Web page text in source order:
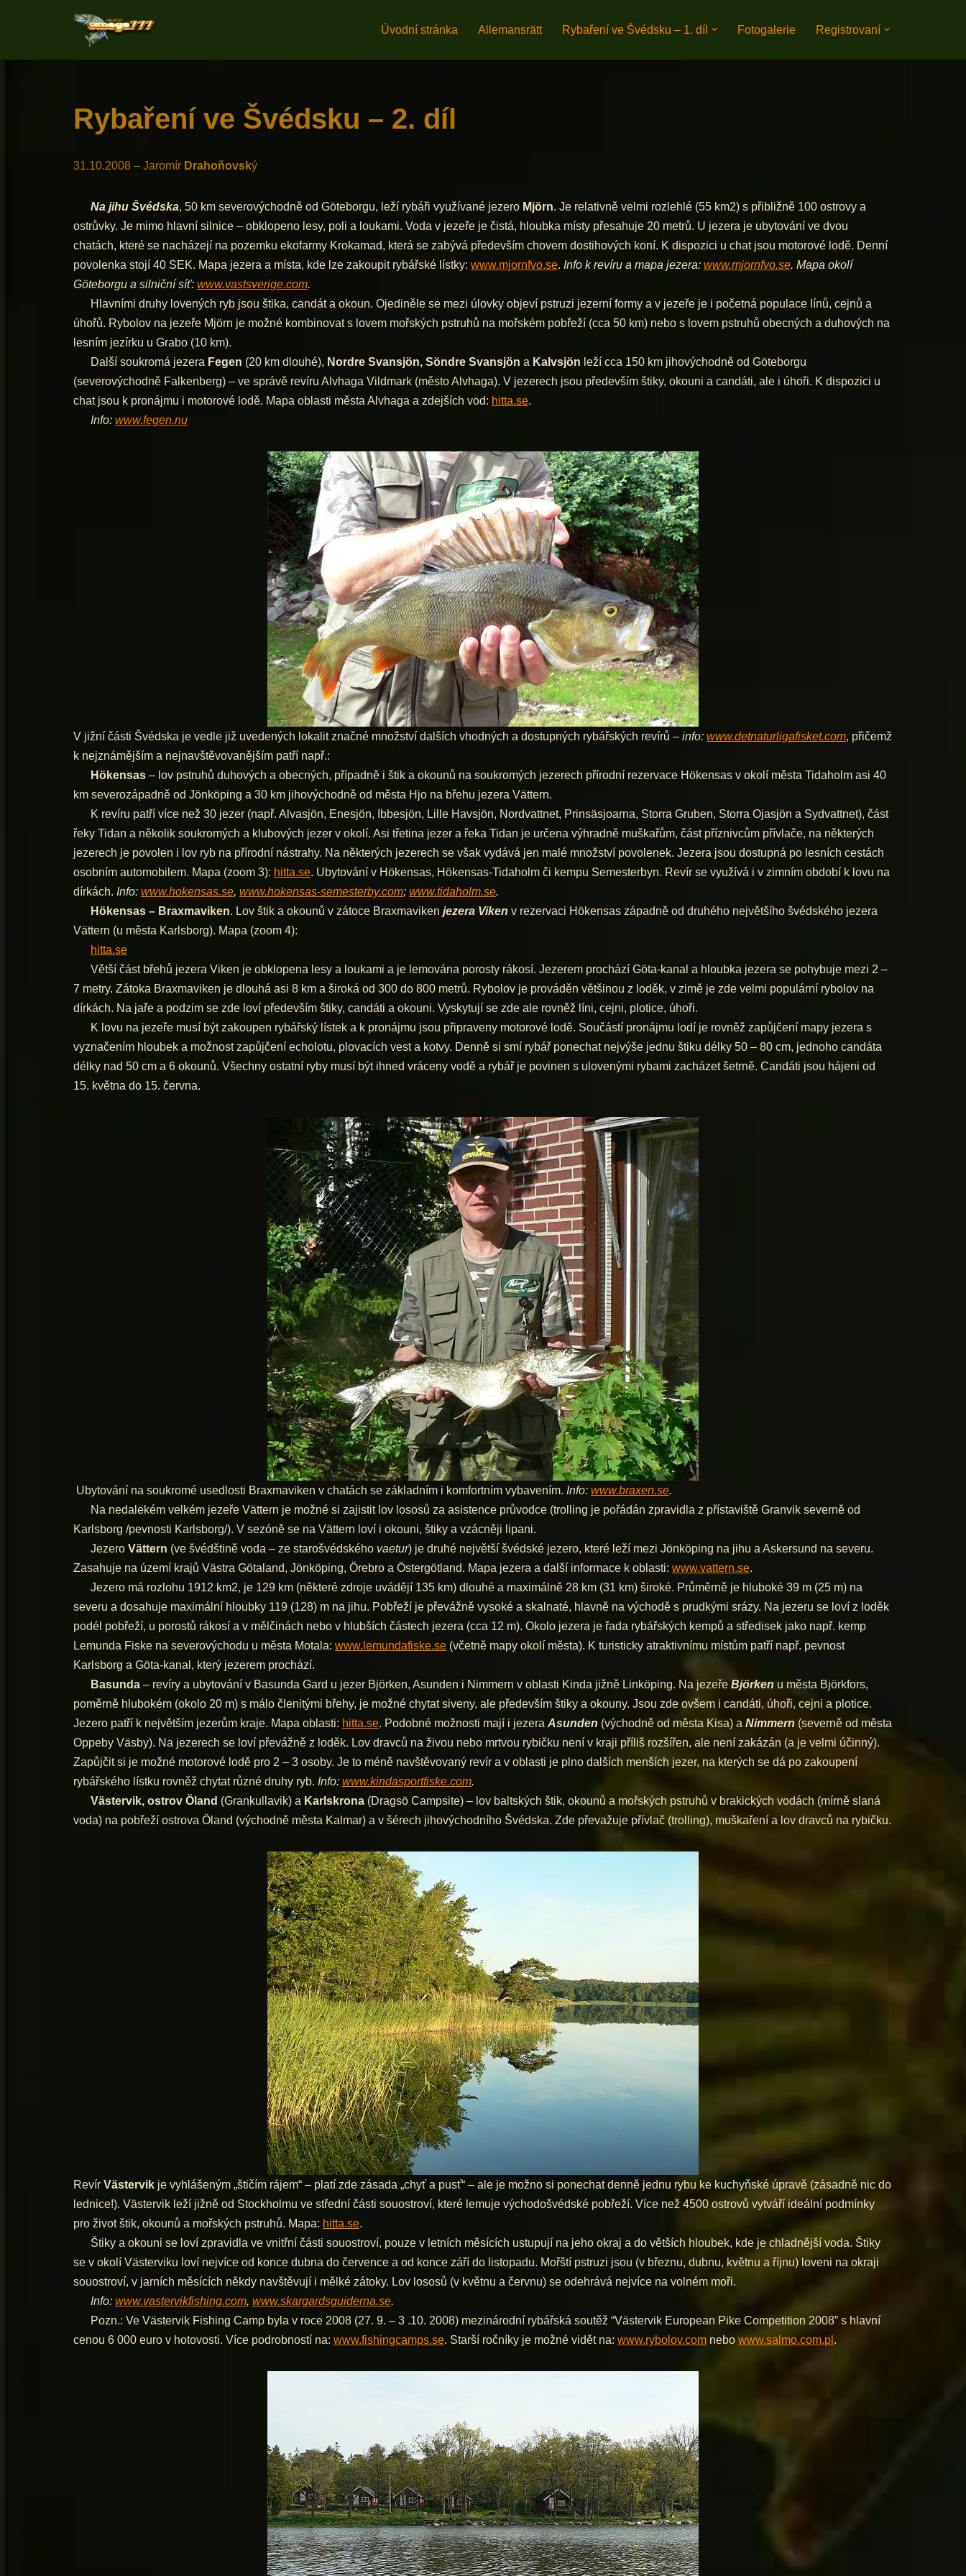
na
Úvodní stránka Allemansrätt Rybaření ve Švédsku – 1. díl Fotogalerie Registrovaní
Rybaření ve Švédsku – 2. díl
31.10.2008 – Jaromír Drahoňovský
Na jihu Švédska, 50 km severovýchodně od Göteborgu, leží rybáři využívané jezero Mjörn. Je relativně velmi rozlehlé (55 km2) s přibližně 100 ostrovy a
ostrůvky. Je mimo hlavní silnice – obklopeno lesy, poli a loukami. Voda v jezeře je čistá, hloubka místy přesahuje 20 metrů. U jezera je ubytování ve dvou
chatách, které se nacházejí na pozemku ekofarmy Krokamad, která se zabývá především chovem dostihových koní. K dispozici u chat jsou motorové lodě. Denní
povolenka stojí 40 SEK. Mapa jezera a místa, kde lze zakoupit rybářské lístky: www.mjornfvo.se. Info k revíru a mapa jezera: www.mjornfvo.se. Mapa okolí
Göteborgu a silniční síť: www.vastsverige.com.
Hlavními druhy lovených ryb jsou štika, candát a okoun. Ojediněle se mezi úlovky objeví pstruzi jezerní formy a v jezeře je i početná populace línů, cejnů a
úhořů. Rybolov na jezeře Mjörn je možné kombinovat s lovem mořských pstruhů na mořském pobřeží (cca 50 km) nebo s lovem pstruhů obecných a duhových na
lesním jezírku u Grabo (10 km).
Další soukromá jezera Fegen (20 km dlouhé), Nordre Svansjön, Söndre Svansjön a Kalvsjön leží cca 150 km jihovýchodně od Göteborgu
(severovýchodně Falkenberg) – ve správě revíru Alvhaga Vildmark (město Alvhaga). V jezerech jsou především štiky, okouni a candáti, ale i úhoři. K dispozici u
chat jsou k pronájmu i motorové lodě. Mapa oblasti města Alvhaga a zdejších vod: hitta.se.
Info: www.fegen.nu
V jižní části Švédska je vedle již uvedených lokalit značné množství dalších vhodných a dostupných rybářských revírů – info: www.detnaturligafisket.com, přičemž
k nejznámějším a nejnavštěvovanějším patří např.:
Hökensas – lov pstruhů duhových a obecných, případně i štik a okounů na soukromých jezerech přírodní rezervace Hökensas v okolí města Tidaholm asi 40
km severozápadně od Jönköping a 30 km jihovýchodně od města Hjo na břehu jezera Vättern.
K revíru patří více než 30 jezer (např. Alvasjön, Enesjön, Ibbesjön, Lille Havsjön, Nordvattnet, Prinsäsjoarna, Storra Gruben, Storra Ojasjön a Sydvattnet), část
řeky Tidan a několik soukromých a klubových jezer v okolí. Asi třetina jezer a řeka Tidan je určena výhradně muškařům, část příznivcům přívlače, na některých
jezerech je povolen i lov ryb na přírodní nástrahy. Na některých jezerech se však vydává jen malé množství povolenek. Jezera jsou dostupná po lesních cestách
osobním automobilem. Mapa (zoom 3): hitta.se. Ubytování v Hökensas, Hökensas-Tidaholm či kempu Semesterbyn. Revír se využívá i v zimním období k lovu na
dírkách. Info: www.hokensas.se, www.hokensas-semesterby.com; www.tidaholm.se.
Hökensas – Braxmaviken. Lov štik a okounů v zátoce Braxmaviken jezera Viken v rezervaci Hökensas západně od druhého největšího švédského jezera
Vättern (u města Karlsborg). Mapa (zoom 4):
hitta.se
Větší část břehů jezera Viken je obklopena lesy a loukami a je lemována porosty rákosí. Jezerem prochází Göta-kanal a hloubka jezera se pohybuje mezi 2 –
7 metry. Zátoka Braxmaviken je dlouhá asi 8 km a široká od 300 do 800 metrů. Rybolov je prováděn většinou z loděk, v zimě je zde velmi populární rybolov na
dírkách. Na jaře a podzim se zde loví především štiky, candáti a okouni. Vyskytují se zde ale rovněž líni, cejni, plotice, úhoři.
K lovu na jezeře musí být zakoupen rybářský lístek a k pronájmu jsou připraveny motorové lodě. Součástí pronájmu lodí je rovněž zapůjčení mapy jezera s
vyznačením hloubek a možnost zapůjčení echolotu, plovacích vest a kotvy. Denně si smí rybář ponechat nejvýše jednu štiku délky 50 – 80 cm, jednoho candáta
délky nad 50 cm a 6 okounů. Všechny ostatní ryby musí být ihned vráceny vodě a rybář je povinen s ulovenými rybami zacházet šetrně. Candáti jsou hájeni od
15. května do 15. června.
Ubytování na soukromé usedlosti Braxmaviken v chatách se základním i komfortním vybavením. Info: www.braxen.se.
Na nedalekém velkém jezeře Vättern je možné si zajistit lov lososů za asistence průvodce (trolling je pořádán zpravidla z přístaviště Granvik severně od
Karlsborg /pevnosti Karlsborg/). V sezóně se na Vättern loví i okouni, štiky a vzácněji lipani.
Jezero Vättern (ve švédštině voda – ze starošvédského vaetur) je druhé největší švédské jezero, které leží mezi Jönköping na jihu a Askersund na severu.
Zasahuje na území krajů Västra Götaland, Jönköping, Örebro a Östergötland. Mapa jezera a další informace k oblasti: www.vattern.se.
Jezero má rozlohu 1912 km2, je 129 km (některé zdroje uvádějí 135 km) dlouhé a maximálně 28 km (31 km) široké. Průměrně je hluboké 39 m (25 m) na
severu a dosahuje maximální hloubky 119 (128) m na jihu. Pobřeží je převážně vysoké a skalnaté, hlavně na východě s prudkými srázy. Na jezeru se loví z loděk
podél pobřeží, u porostů rákosí a v mělčinách nebo v hlubších částech jezera (cca 12 m). Okolo jezera je řada rybářských kempů a středisek jako např. kemp
Lemunda Fiske na severovýchodu u města Motala: www.lemundafiske.se (včetně mapy okolí města). K turisticky atraktivnímu místům patří např. pevnost
Karlsborg a Göta-kanal, který jezerem prochází.
Basunda – revíry a ubytování v Basunda Gard u jezer Björken, Asunden i Nimmern v oblasti Kinda jižně Linköping. Na jezeře Björken u města Björkfors,
poměrně hlubokém (okolo 20 m) s málo členitými břehy, je možné chytat siveny, ale především štiky a okouny. Jsou zde ovšem i candáti, úhoři, cejni a plotice.
Jezero patří k největším jezerům kraje. Mapa oblasti: hitta.se. Podobné možnosti mají i jezera Asunden (východně od města Kisa) a Nimmern (severně od města
Oppeby Väsby). Na jezerech se loví převážně z loděk. Lov dravců na živou nebo mrtvou rybičku není v kraji příliš rozšířen, ale není zakázán (a je velmi účinný).
Zapůjčit si je možné motorové lodě pro 2 – 3 osoby. Je to méně navštěvovaný revír a v oblasti je plno dalších menších jezer, na kterých se dá po zakoupení
rybářského lístku rovněž chytat různé druhy ryb. Info: www.kindasportfiske.com.
Västervik, ostrov Öland (Grankullavik) a Karlskrona (Dragsö Campsite) – lov baltských štik, okounů a mořských pstruhů v brakických vodách (mírně slaná
voda) na pobřeží ostrova Öland (východně města Kalmar) a v šérech jihovýchodního Švédska. Zde převažuje přívlač (trolling), muškaření a lov dravců na rybičku.
Revír Västervik je vyhlášeným „štičím rájem“ – platí zde zásada „chyť a pusť“ – ale je možno si ponechat denně jednu rybu ke kuchyňské úpravě (zásadně nic do
lednice!). Västervik leží jižně od Stockholmu ve střední části souostroví, které lemuje východošvédské pobřeží. Více než 4500 ostrovů vytváří ideální podmínky
pro život štik, okounů a mořských pstruhů. Mapa: hitta.se.
Štiky a okouni se loví zpravidla ve vnitřní části souostroví, pouze v letních měsících ustupují na jeho okraj a do větších hloubek, kde je chladnější voda. Štiky
se v okolí Västerviku loví nejvíce od konce dubna do července a od konce září do listopadu. Mořští pstruzi jsou (v březnu, dubnu, květnu a říjnu) loveni na okraji
souostroví, v jarních měsících někdy navštěvují i mělké zátoky. Lov lososů (v květnu a červnu) se odehrává nejvíce na volném moři.
Info: www.vastervikfishing.com, www.skargardsguiderna.se.
Pozn.: Ve Västervik Fishing Camp byla v roce 2008 (27. 9. – 3 .10. 2008) mezinárodní rybářská soutěž “Västervik European Pike Competition 2008” s hlavní
cenou 6 000 euro v hotovosti. Více podrobností na: www.fishingcamps.se. Starší ročníky je možné vidět na: www.rybolov.com nebo www.salmo.com.pl .